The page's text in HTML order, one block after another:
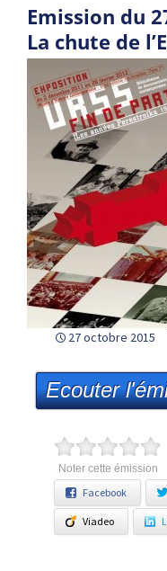
Emission du
La chute de
27 octobre 2015
Ecouter
Noter cette émission
Facebook
Viadeo